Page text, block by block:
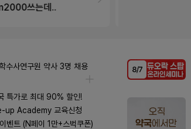
쓰는데..
수사연구원 약사 3명 채용
특가로 최대 90% 할인!
Academy 교육신청
벤트 (N페이 1만+스벅쿠폰)